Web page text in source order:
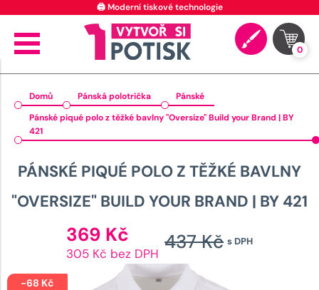
🖨️ Moderní tiskové technologie
0
Domů Pánská polotrička
Pánské
Pánské piqué polo z těžké bavlny "Oversize" Build your Brand | BY
421
PÁNSKÉ PIQUÉ POLO Z TĚŽKÉ BAVLNY
"OVERSIZE" BUILD YOUR BRAND | BY 421
s DPH
437Kč
369 Kč cena
je:
369 Kč.
305 Kč bez DPH
-68 Kč